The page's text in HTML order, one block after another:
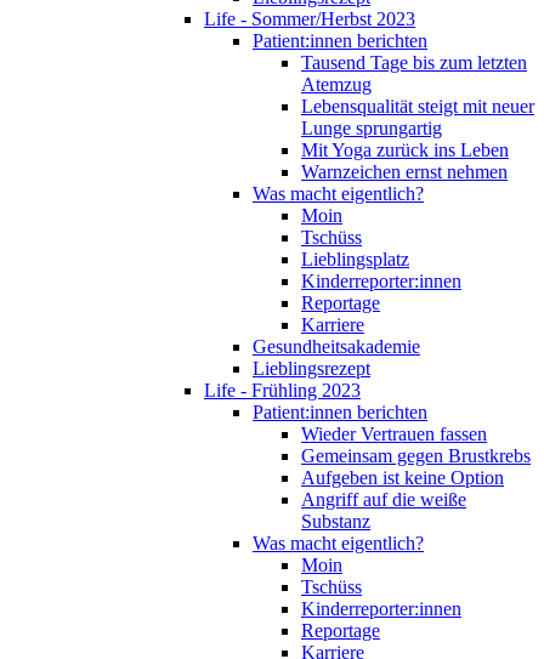
Life - Sommer/Herbst 2023
Patient:innen berichten
Tausend Tage bis zum letzten
Atemzug
Lebensqualität steigt mit neuer
Lunge sprungartig
Mit Yoga zurück ins Leben
Warnzeichen ernst nehmen
Was macht eigentlich?
Moin
Tschüss
Lieblingsplatz
Kinderreporter:innen
Reportage
Karriere
Gesundheitsakademie
Lieblingsrezept
Life - Frühling 2023
Patient:innen berichten
Wieder Vertrauen fassen
Gemeinsam gegen Brustkrebs
Aufgeben ist keine Option
Angriff auf die weiße
Substanz
Was macht eigentlich?
Moin
Tschüss
Kinderreporter:innen
Reportage
Karriere